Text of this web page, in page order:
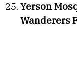
Yerson
Wanderers